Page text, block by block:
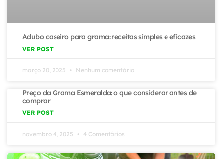
Adubo caseiro para grama: receitas simples e eficazes
VER POST
março 20, 2025 Nenhum comentário
Preço da Grama Esmeralda: o que considerar antes de
comprar
VER POST
novembro 4, 2025 4 Comentários